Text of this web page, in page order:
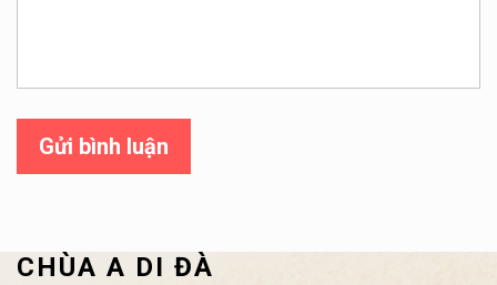
Gửi bình luận
CHÙA A DI ĐÀ